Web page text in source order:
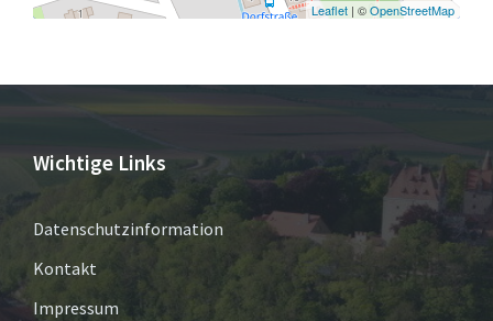
Leaflet | ©OpenStreetMap
Wichtige Links
Datenschutzinformation
Kontakt
Impressum